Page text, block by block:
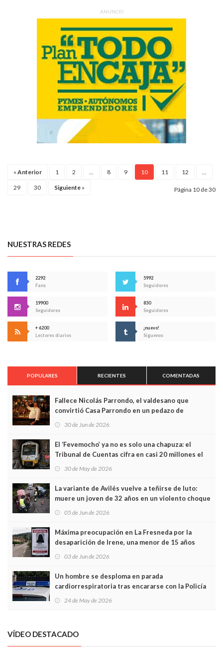
ANUNCIO
« Anterior 1 2 ... 8 9 10 11 12 ...
29 30 Siguiente » Página 10 de 30
NUESTRAS REDES
2292
Fans
5992
Seguidores
19900
Seguidores
830
Seguidores
+ 6200
Lectores diarios
¡nuevo!
Síguenos
POPULARES RECIENTES COMENTADAS
Fallece Nicolás Parrondo, el valdesano que
convirtió Casa Parrondo en un pedazo de
Asturias en Madrid
30 de Jun de 2026
El ‘Fevemocho’ ya no es solo una chapuza: el
Tribunal de Cuentas cifra en casi 20 millones el
sobrecoste de los trenes que no cabían por los
30 de May de 2026
La variante de Avilés vuelve a teñirse de luto:
muere un joven de 32 años en un violento choque
frontal
05 de Jun de 2026
Máxima preocupación en La Fresneda por la
desaparición de Irene, una menor de 15 años
03 de Jun de 2026
Un hombre se desploma en parada
cardiorrespiratoria tras encararse con la Policía
Local en Luanco
24 de May de 2026
VÍDEO DESTACADO